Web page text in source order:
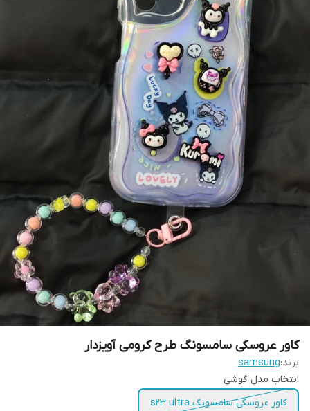
کاور عروسکی سامسونگ طرح کرومی آویزدار
برند:samsung
انتخاب مدل گوشی
کاور عروسکی سامسونگ s23 ultra